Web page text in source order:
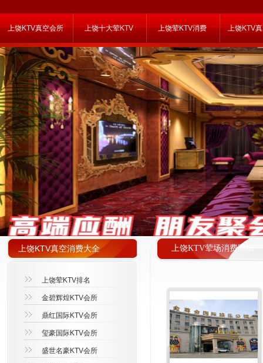
上饶KTV真空会所 上饶十大荤KTV 上饶荤KTV消费 上饶KTV
上饶KTV荤场消费明细
上饶KTV真空消费大全
上饶荤KTV排名
金碧辉煌KTV会所
鼎红国际KTV会所
玺豪国际KTV会所
盛世名豪KTV会所